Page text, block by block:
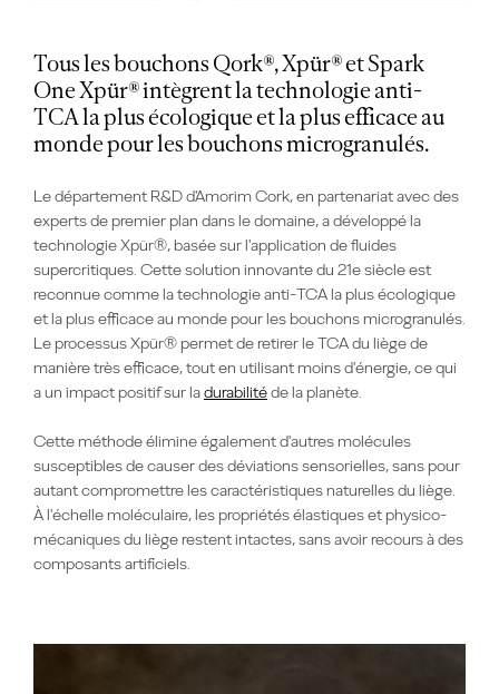
Tous les bouchons Qork®,Xpür® et Spark
OneXpür®intègrentla technologie anti-
TCA la plus écologique et la plus efficace au
monde pour les bouchonsmicrogranulés.
Le département R&D d'Amorim Cork, en partenariat avec des
experts de premier plan dans le domaine, a développé la
technologie Xpür®, basée sur l'application de fluides
supercritiques. Cette solution innovante du 21e siècle est
reconnue comme la technologie anti-TCA la plus écologique
et la plus efficace au monde pour les bouchonsmicrogranulés.
Le processus Xpür® permet de retirer le TCA du liège de
manière très efficace,touten utilisant moins d'énergie, ce qui
a un impact positif sur ladurabilitéde la planète.
Cette méthode élimine également d'autres molécules
susceptibles decauserdes déviations sensorielles, sanspour
autantcompromettre les caractéristiques naturelles du liège.
À l'échelle moléculaire, les propriétés élastiques et physico-
mécaniques du liège restent intactes, sans avoirrecours àdes
composants artificiels.